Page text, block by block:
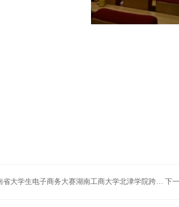
学生电子商务大赛湖南工商大学北津学院跨境电商专项赛决赛成功举行 下